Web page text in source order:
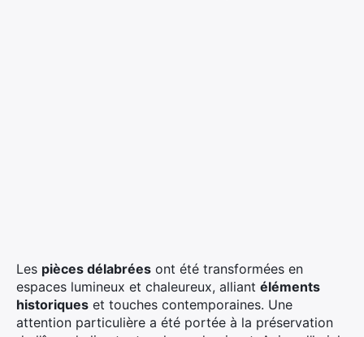
Les pièces délabrées ont été transformées en
espaces lumineux et chaleureux, alliant éléments
historiques et touches contemporaines. Une
attention particulière a été portée à la préservation